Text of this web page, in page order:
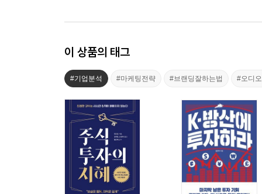
이 상품의 태그
#기업분석 #마케팅전략 #브랜딩잘하는법 #오디